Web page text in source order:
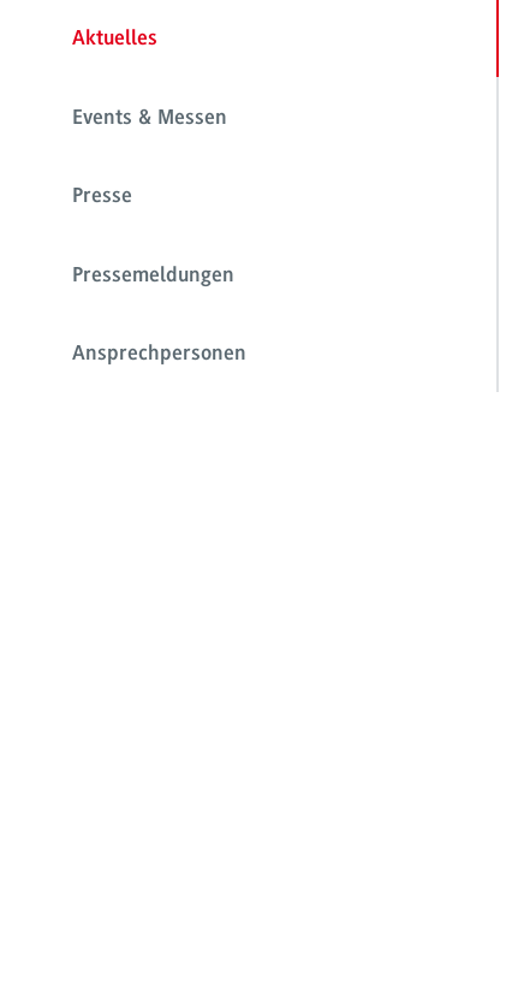
Aktuelles
Events & Messen
Presse
Pressemeldungen
Ansprechpersonen